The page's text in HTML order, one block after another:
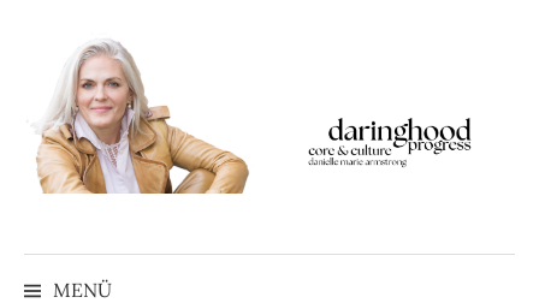
Inhalt
MENÜ